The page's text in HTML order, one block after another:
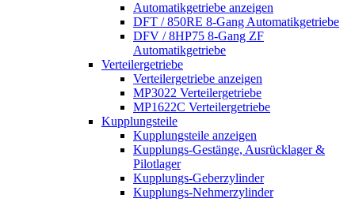
Automatikgetriebe anzeigen
DFT / 850RE 8-Gang Automatikgetriebe
DFV / 8HP75 8-Gang ZF
Automatikgetriebe
Verteilergetriebe
Verteilergetriebe anzeigen
MP3022 Verteilergetriebe
MP1622C Verteilergetriebe
Kupplungsteile
Kupplungsteile anzeigen
Kupplungs-Gestänge, Ausrücklager &
Pilotlager
Kupplungs-Geberzylinder
Kupplungs-Nehmerzylinder